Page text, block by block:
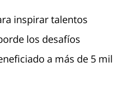
inspirar talentos
los desafíos
a más de 5 mil